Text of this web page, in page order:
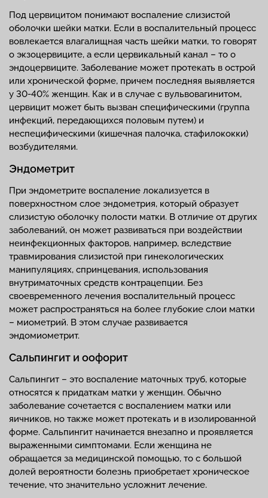
Под цервицитом понимают воспаление слизистой
оболочки шейки матки. Если в воспалительный процесс
вовлекается влагалищная часть шейки матки, то говорят
о экзоцервиците, а если цервикальный канал – то о
эндоцервиците. Заболевание может протекать в острой
или хронической форме, причем последняя выявляется
у 30-40% женщин. Как и в случае с вульвовагинитом,
цервицит может быть вызван специфическими (группа
инфекций, передающихся половым путем) и
неспецифическими (кишечная палочка, стафилококки)
возбудителями.
Эндометрит
При эндометрите воспаление локализуется в
поверхностном слое эндометрия, который образует
слизистую оболочку полости матки. В отличие от других
заболеваний, он может развиваться при воздействии
неинфекционных факторов, например, вследствие
травмирования слизистой при гинекологических
манипуляциях, спринцевания, использования
внутриматочных средств контрацепции. Без
своевременного лечения воспалительный процесс
может распространяться на более глубокие слои матки
– миометрий. В этом случае развивается
эндомиометрит.
Сальпингит и оофорит
Сальпингит – это воспаление маточных труб, которые
относятся к придаткам матки у женщин. Обычно
заболевание сочетается с воспалением матки или
яичников, но также может протекать и в изолированной
форме. Сальпингит начинается внезапно и проявляется
выраженными симптомами. Если женщина не
обращается за медицинской помощью, то с большой
долей вероятности болезнь приобретает хроническое
течение, что значительно усложнит лечение.